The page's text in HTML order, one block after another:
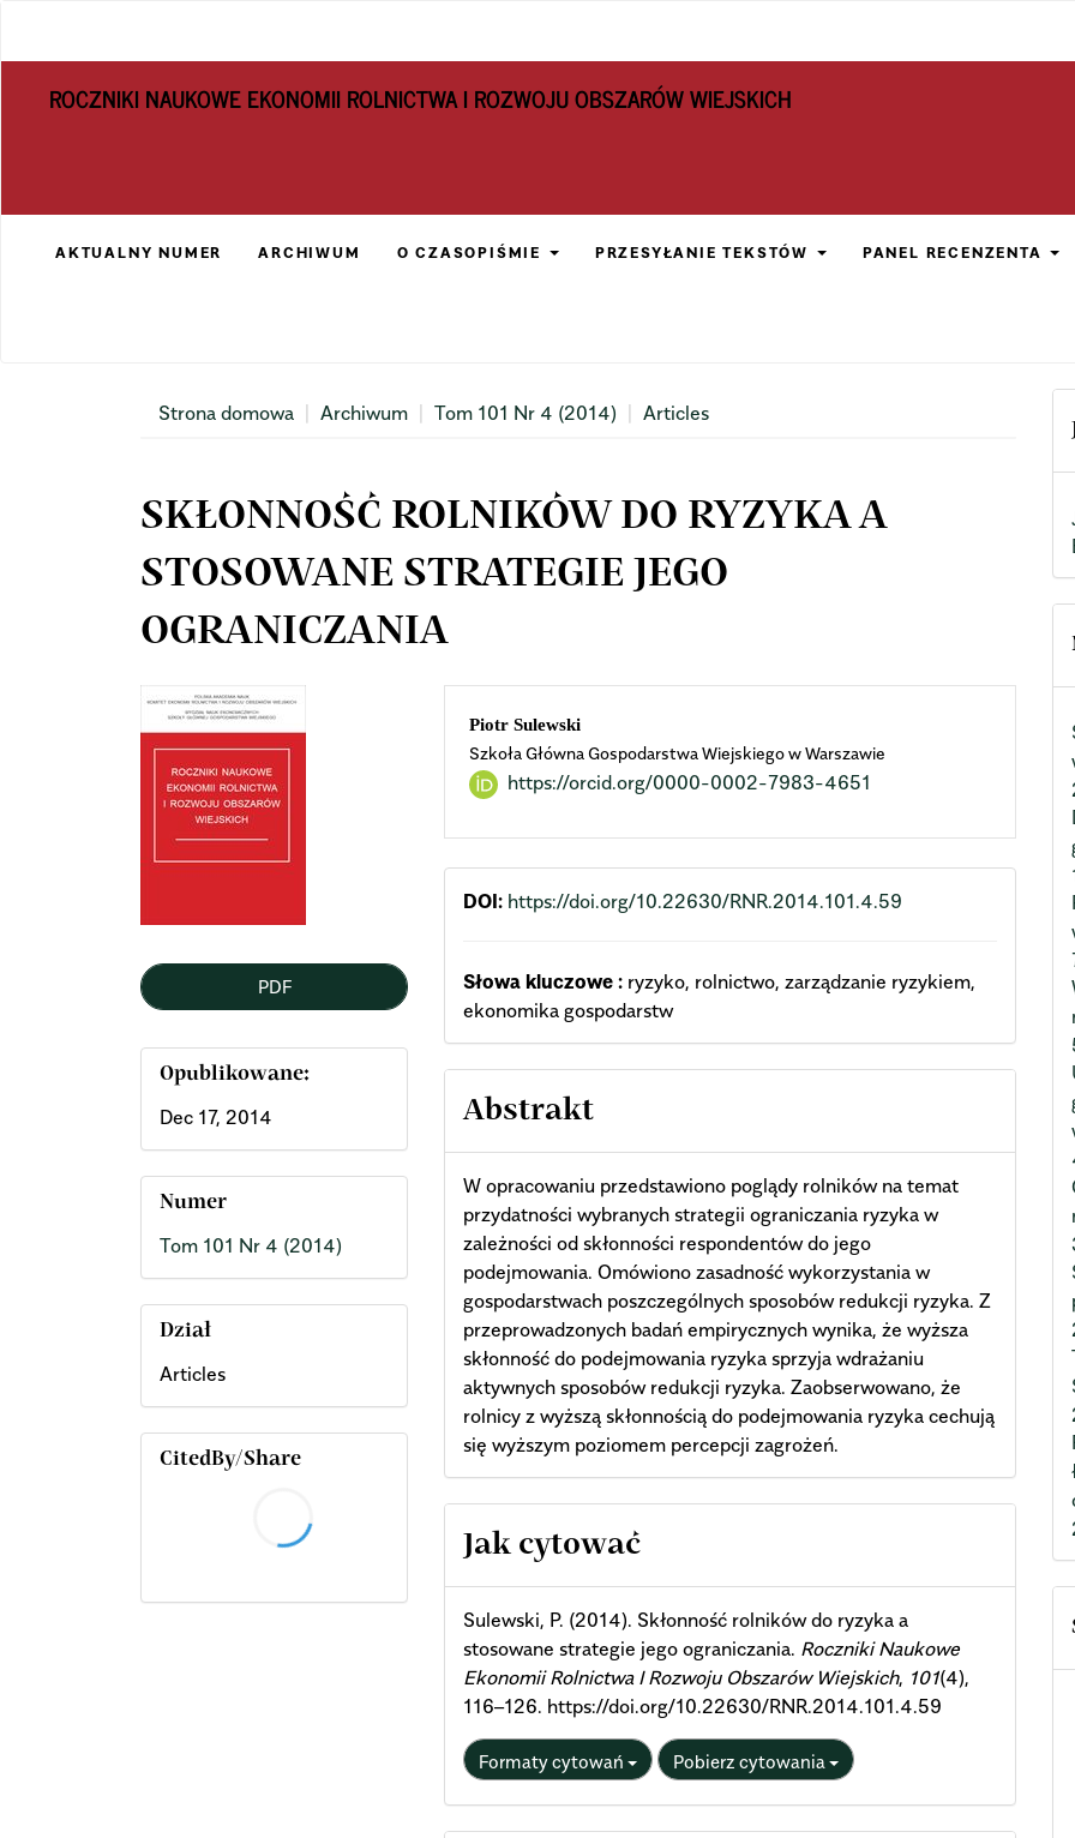
Content
ROCZNIKI NAUKOWE EKONOMII ROLNICTWA I ROZWOJU OBSZARÓW WIEJSKICH
AKTUALNY NUMER ARCHIWUM O CZASOPIŚMIE PRZESYŁANIE TEKSTÓW PANEL RECENZENTA
Strona domowa Archiwum Tom 101 Nr 4 (2014) Articles
SKŁONNOŚĆ ROLNIKÓW DO RYZYKA A
STOSOWANE STRATEGIE JEGO
OGRANICZANIA
Article
Sidebar
PDF
Opublikowane:
Dec 17, 2014
Numer
Tom 101 Nr 4 (2014)
Dział
Articles
CitedBy/Share
Main
Article
Content
Piotr Sulewski
Szkoła Główna Gospodarstwa Wiejskiego w Warszawie
https://orcid.org/0000-0002-7983-4651
DOI: https://doi.org/10.22630/RNR.2014.101.4.59
Słowa kluczowe : ryzyko, rolnictwo, zarządzanie ryzykiem,
ekonomika gospodarstw
Abstrakt
W opracowaniu przedstawiono poglądy rolników na temat
przydatności wybranych strategii ograniczania ryzyka w
zależności od skłonności respondentów do jego
podejmowania. Omówiono zasadność wykorzystania w
gospodarstwach poszczególnych sposobów redukcji ryzyka. Z
przeprowadzonych badań empirycznych wynika, że wyższa
skłonność do podejmowania ryzyka sprzyja wdrażaniu
aktywnych sposobów redukcji ryzyka. Zaobserwowano, że
rolnicy z wyższą skłonnością do podejmowania ryzyka cechują
się wyższym poziomem percepcji zagrożeń.
Article
Details
Jak cytować
Sulewski, P. (2014). Skłonność rolników do ryzyka a
stosowane strategie jego ograniczania. Roczniki Naukowe
Ekonomii Rolnictwa I Rozwoju Obszarów Wiejskich, 101(4),
116–126. https://doi.org/10.22630/RNR.2014.101.4.59
Formaty cytowań Pobierz cytowania